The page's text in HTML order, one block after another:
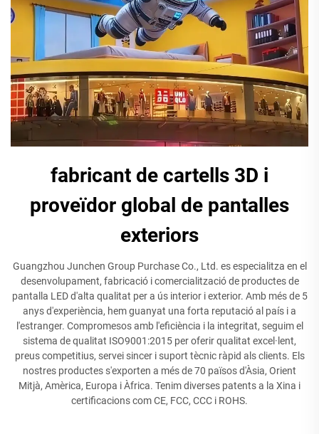
fabricant de cartells 3D i
proveïdor global de pantalles
exteriors
Guangzhou Junchen Group Purchase Co., Ltd. es especialitza en el
desenvolupament, fabricació i comercialització de productes de
pantalla LED d'alta qualitat per a ús interior i exterior. Amb més de 5
anys d'experiència, hem guanyat una forta reputació al país i a
l'estranger. Compromesos amb l'eficiència i la integritat, seguim el
sistema de qualitat ISO9001:2015 per oferir qualitat excel·lent,
preus competitius, servei sincer i suport tècnic ràpid als clients. Els
nostres productes s'exporten a més de 70 països d'Àsia, Orient
Mitjà, Amèrica, Europa i Àfrica. Tenim diverses patents a la Xina i
certificacions com CE, FCC, CCC i ROHS.